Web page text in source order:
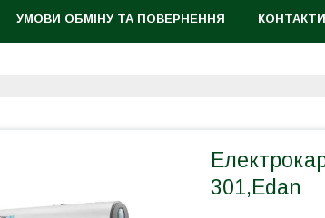
УМОВИ ОБМІНУ ТА ПОВЕРНЕННЯ КОНТАКТИ
301,Edan